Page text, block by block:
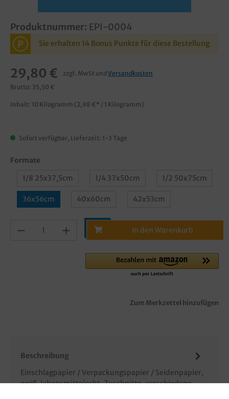
Produktnummer: EPI-0004
P Sie erhalten 14 Bonus Punkte für diese Bestellung
29,80 € zzgl. MwSt und Versandkosten
Brutto: 35,50 €
Inhalt: 10 Kilogramm (2,98 €* / 1 Kilogramm)
Sofort verfügbar, Lieferzeit: 1-3 Tage
Formate
1/8 25x37,5cm
1/4 37x50cm 1/2 50x75cm
36x56cm 40x60cm 42x53cm
In den Warenkorb
Zum Merkzettel hinzufügen
Beschreibung
Einschlagpapier / Verpackungspapier / Seidenpapier,
weiß, lebensmittelecht, Zuschnitte, verschiedene